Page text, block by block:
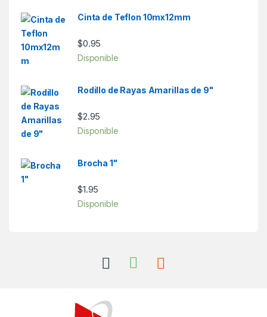
Cinta de Teflon 10mx12mm
$0.95
Disponible
Rodillo de Rayas Amarillas de 9"
$2.95
Disponible
Brocha 1"
$1.95
Disponible